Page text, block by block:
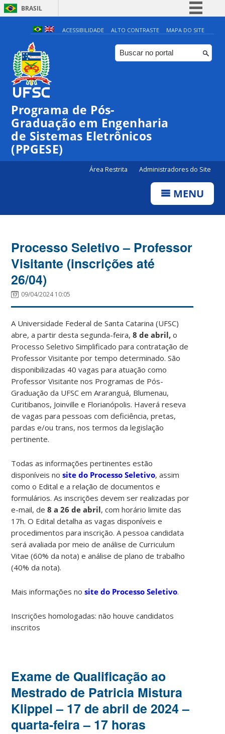
BRASIL
Simplifique!
Comunica BR
Participe
ACESSIBILIDADE ALTO CONTRASTE MAPA DO SITE
Programa de Pós-
Graduação em Engenharia
de Sistemas Eletrônicos
(PPGESE)
Área Restrita Administradores do Site
MENU
Processo Seletivo – Professor
Visitante (inscrições até
26/04)
09/04/2024 10:05
A Universidade Federal de Santa Catarina (UFSC)
abre, a partir desta segunda-feira,8 de abril, o
Processo Seletivo Simplificado para contratação de
Professor Visitante por tempo determinado. São
disponibilizadas 40 vagas para atuação como
Professor Visitante nos Programas de Pós-
Graduação da UFSC em Araranguá, Blumenau,
Curitibanos, Joinville e Florianópolis. Haverá reseva
de vagas para pessoas com deficiência, pretas,
pardas e/ou trans, nos termos da legislação
pertinente.
Todas as informações pertinentes estão
disponíveis nosite do Processo Seletivo, assim
como o Edital e a relação de documentos e
formulários. As inscrições devem ser realizadas por
e-mail, de8 a 26 de abril, com horário limite das
17h. O Edital detalha as vagas disponíveis e
procedimentos para inscrição. A pessoa candidata
será avaliada por meio de análise de Curriculum
Vitae (60% da nota) e análise de plano de trabalho
(40% da nota).
Mais informações nosite do Processo Seletivo.
Inscrições homologadas: não houve candidatos
inscritos
Exame de Qualificação ao
Mestrado de Patricia Mistura
Klippel – 17 de abril de 2024 –
quarta-feira – 17 horas